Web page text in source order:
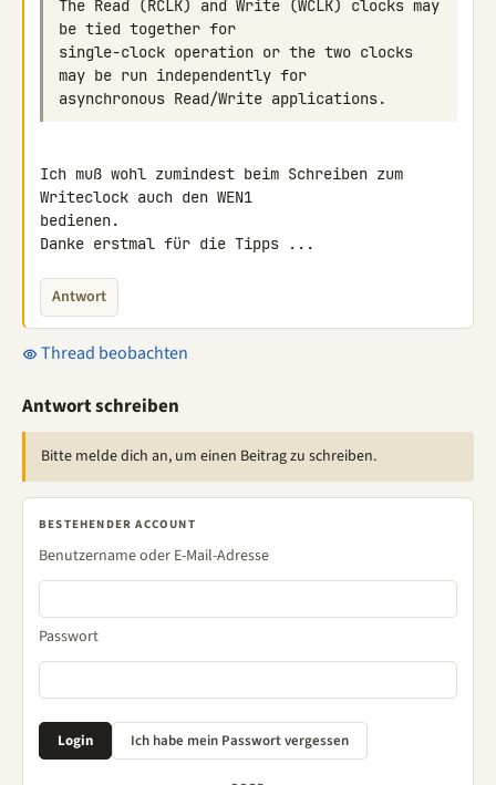
The Read (RCLK) and Write (WCLK) clocks may
single-clock operation or the two clocks
Ich muß wohl zumindest beim Schreiben zum
Writeclock auch den WEN1
bedienen.
Danke erstmal für die Tipps ...
Antwort
Thread beobachten
Antwort schreiben
Bitte melde dich an, um einen Beitrag zu schreiben.
BESTEHENDER ACCOUNT
Benutzername oder E-Mail-Adresse
Passwort